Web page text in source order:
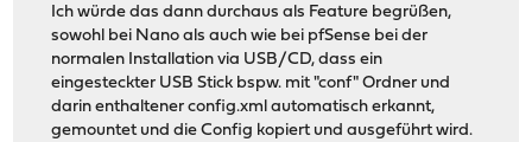
Ich würde das dann durchaus als Feature begrüßen,
sowohl bei Nano als auch wie bei pfSense bei der
normalen Installation via USB/CD, dass ein
eingesteckter USB Stick bspw. mit "conf" Ordner und
darin enthaltener config.xml automatisch erkannt,
gemountet und die Config kopiert und ausgeführt wird.